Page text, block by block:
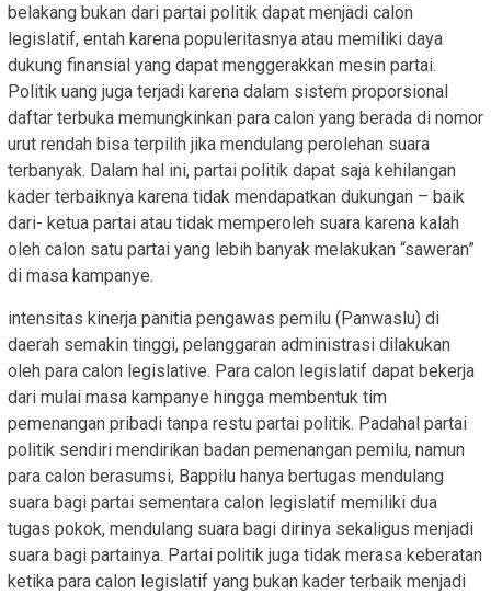
belakang bukan dari partai politik dapat menjadi calon
legislatif, entah karena populeritasnya atau memiliki daya
dukung finansial yang dapat menggerakkan mesin partai.
Politik uang juga terjadi karena dalam sistem proporsional
daftar terbuka memungkinkan para calon yang berada di nomor
urut rendah bisa terpilih jika mendulang perolehan suara
terbanyak. Dalam hal ini, partai politik dapat saja kehilangan
kader terbaiknya karena tidak mendapatkan dukungan – baik
dari- ketua partai atau tidak memperoleh suara karena kalah
oleh calon satu partai yang lebih banyak melakukan “saweran”
di masa kampanye.
intensitas kinerja panitia pengawas pemilu (Panwaslu) di
daerah semakin tinggi, pelanggaran administrasi dilakukan
oleh para calon legislative. Para calon legislatif dapat bekerja
dari mulai masa kampanye hingga membentuk tim
pemenangan pribadi tanpa restu partai politik. Padahal partai
politik sendiri mendirikan badan pemenangan pemilu, namun
para calon berasumsi, Bappilu hanya bertugas mendulang
suara bagi partai sementara calon legislatif memiliki dua
tugas pokok, mendulang suara bagi dirinya sekaligus menjadi
suara bagi partainya. Partai politik juga tidak merasa keberatan
ketika para calon legislatif yang bukan kader terbaik menjadi